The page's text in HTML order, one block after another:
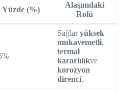
Yüzde (%)
Alaşımdaki
Rolü
Sağlaryüksek
mukavemetli,
termal
kararlılıkve
korozyon
direnci.